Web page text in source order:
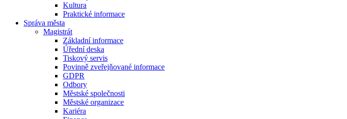
Kultura
Praktické informace
Správa města
Magistrát
Základní informace
Úřední deska
Tiskový servis
Povinně zveřejňované informace
GDPR
Odbory
Městské společnosti
Městské organizace
Kariéra